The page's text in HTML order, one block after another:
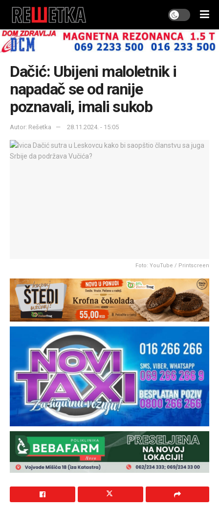
Dačić: Ubijeni maloletnik i
napadač se od ranije
poznavali, imali sukob
Autor: Rešetka 28.11.2024. - 15:05
Foto: YouTube / Printscreen